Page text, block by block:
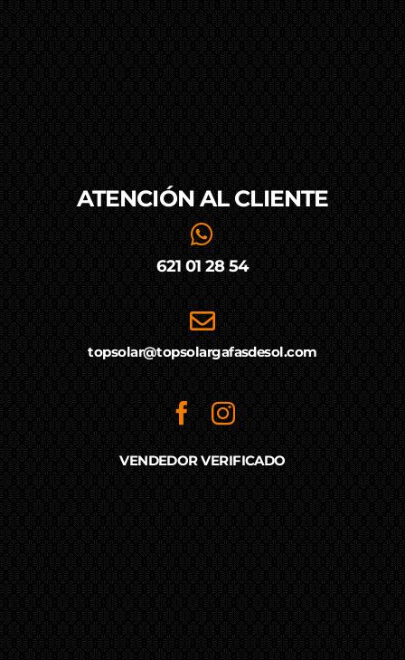
ATENCIÓN AL CLIENTE
621 01 28 54
topsolar@topsolargafasdesol.com
VENDEDOR VERIFICADO